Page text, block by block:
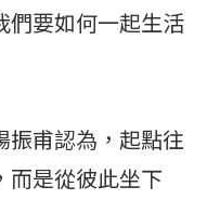
們要如何一起生活
振甫認為，起點往
而是從彼此坐下